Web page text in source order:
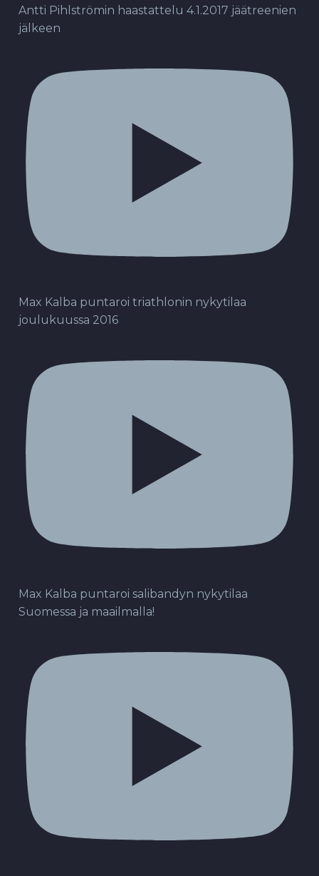
Antti Pihlströmin haastattelu 4.1.2017 jäätreenien
jälkeen
Max Kalba puntaroi triathlonin nykytilaa
joulukuussa 2016
Max Kalba puntaroi salibandyn nykytilaa
Suomessa ja maailmalla!